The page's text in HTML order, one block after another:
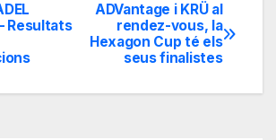
ADVantage i KRÜ al
rendez-vous, la
Hexagon Cup té els
seus finalistes
Resultats